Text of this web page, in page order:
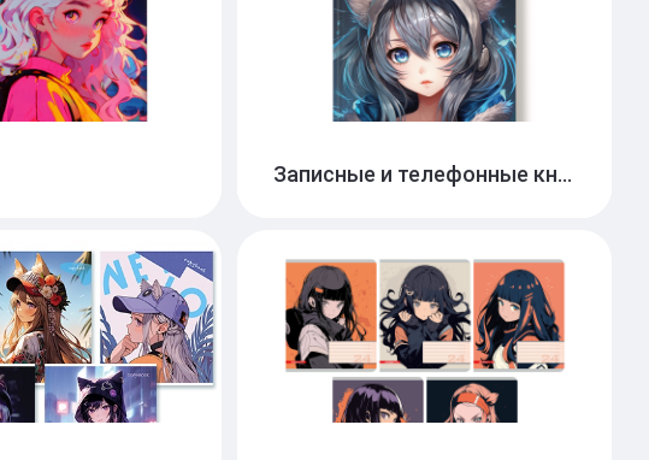
обложка
Записные и телефонные книги